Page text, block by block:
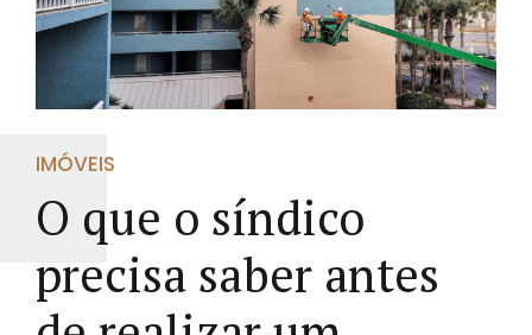
IMÓVEIS
O que o síndico
precisa saber antes